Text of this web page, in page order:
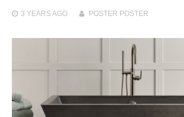
3 YEARSAGO POSTER POSTER